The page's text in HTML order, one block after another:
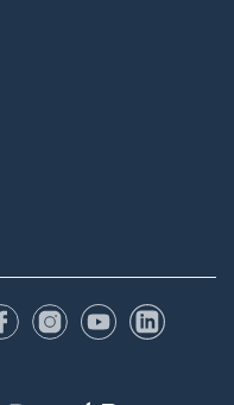
FacebookInstagram
YouTube